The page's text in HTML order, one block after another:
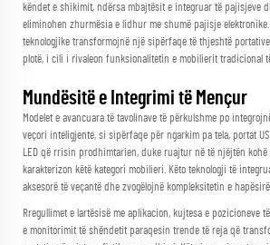
këndet e shikimit, ndërsa mbajtësit e integruar të pajisjeve
eliminohen zhurmësia e lidhur me shumë pajisje
teknologjike transformojnë një sipërfaqe të thjeshtë
plotë, i cili i rivaleon funksionalitetin e mobilierit tradicional
Mundësitë e Integrimi të Mençur
Modelet e avancuara të tavolinave të përkulshme po
veçori inteligjente, si sipërfaqe për ngarkim pa tela, portat
LED që rrisin prodhimtarien, duke ruajtur në të njëjtën
karakterizon këtë kategori mobilieri. Këto teknologji të
aksesorë të veçantë dhe zvogëlojnë kompleksitetin e
Rregullimet e lartësisë me aplikacion, kujtesa e pozicioneve
e monitorimit të shëndetit paraqesin trende të reja që